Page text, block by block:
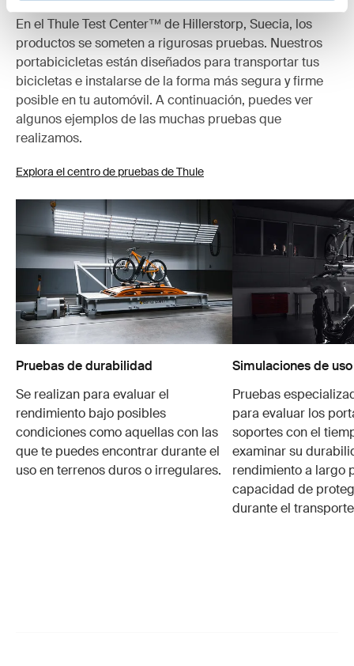
En el Thule Test Center™ de Hillerstorp, Suecia, los
productos se someten a rigurosas pruebas. Nuestros
portabicicletas están diseñados para transportar tus
bicicletas e instalarse de la forma más segura y firme
posible en tu automóvil. A continuación, puedes ver
algunos ejemplos de las muchas pruebas que
realizamos.
Explora el centro de pruebas de Thule
Pruebas de durabilidad
Se realizan para evaluar el
rendimiento bajo posibles
condiciones como aquellas con las
que te puedes encontrar durante el
uso en terrenos duros o irregulares.
Simulaciones de
Pruebas
para evaluar los
soportes con el
examinar su
rendimiento a largo
capacidad de
durante el